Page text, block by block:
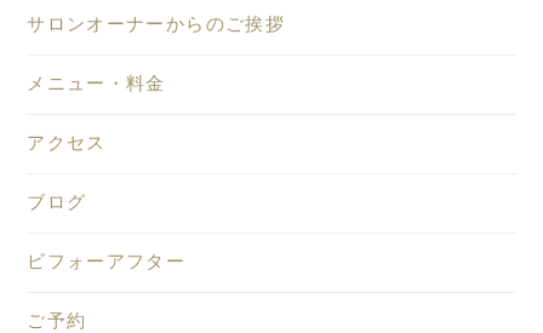
サロンオーナーからのご挨拶
メニュー・料金
アクセス
ブログ
ビフォーアフター
ご予約